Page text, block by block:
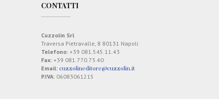
CONTATTI
Cuzzolin Srl
Traversa Pietravalle, 8 80131 Napoli
Telefono: +39 081.545.11.43
Fax: +39 081.770.73.40
Email: cuzzolineditore@cuzzolin.it
P.IVA: 06083061215